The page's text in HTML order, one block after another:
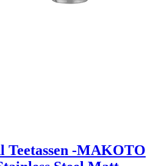
Teetassen -MAKOTO